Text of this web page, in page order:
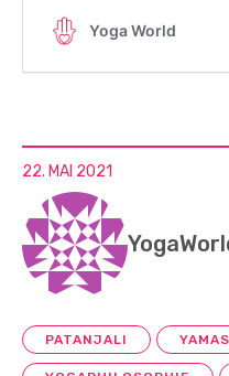
22. MAI 2021
PATANJALI YAMAS